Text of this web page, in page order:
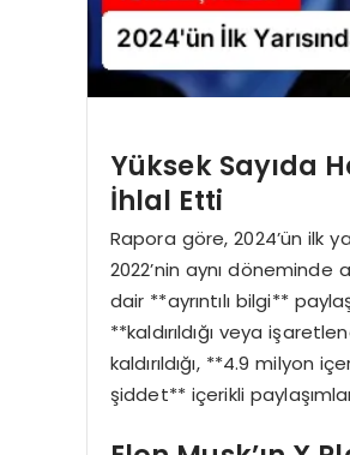
Yüksek Sayıda
İhlal Etti
Rapora göre, 2024’ün ilk
2022’nin aynı döneminde
dair **ayrıntılı bilgi**
**kaldırıldığı veya
kaldırıldığı, **4.9 milyon
şiddet** içerikli